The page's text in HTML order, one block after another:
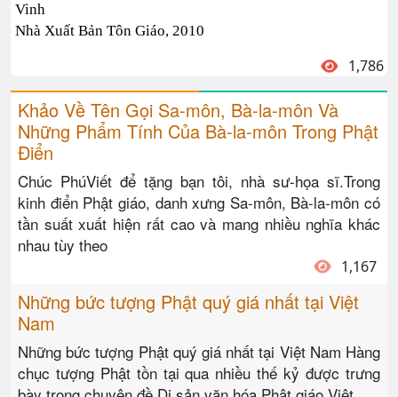
Vinh
Nhà Xuất Bản Tôn Giáo, 2010
1,786
Khảo Về Tên Gọi Sa-môn, Bà-la-môn Và
Những Phẩm Tính Của Bà-la-môn Trong Phật
Điển
Chúc PhúViết để tặng bạn tôi, nhà sư-họa sĩ.Trong
kinh điển Phật giáo, danh xưng Sa-môn, Bà-la-môn có
tần suất xuất hiện rất cao và mang nhiều nghĩa khác
nhau tùy theo
1,167
Những bức tượng Phật quý giá nhất tại Việt
Nam
Những bức tượng Phật quý giá nhất tại Việt Nam Hàng
chục tượng Phật tồn tại qua nhiều thế kỷ được trưng